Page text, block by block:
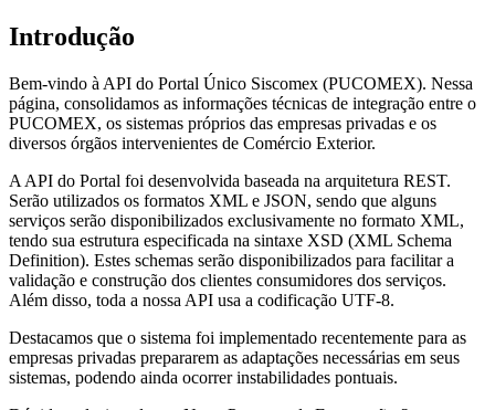
Introdução
Bem-vindo à API do Portal Único Siscomex (PUCOMEX). Nessa
página, consolidamos as informações técnicas de integração entre o
PUCOMEX, os sistemas próprios das empresas privadas e os
diversos órgãos intervenientes de Comércio Exterior.
A API do Portal foi desenvolvida baseada na arquitetura REST.
Serão utilizados os formatos XML e JSON, sendo que alguns
serviços serão disponibilizados exclusivamente no formato XML,
tendo sua estrutura especificada na sintaxe XSD (XML Schema
Definition). Estes schemas serão disponibilizados para facilitar a
validação e construção dos clientes consumidores dos serviços.
Além disso, toda a nossa API usa a codificação UTF-8.
Destacamos que o sistema foi implementado recentemente para as
empresas privadas prepararem as adaptações necessárias em seus
sistemas, podendo ainda ocorrer instabilidades pontuais.